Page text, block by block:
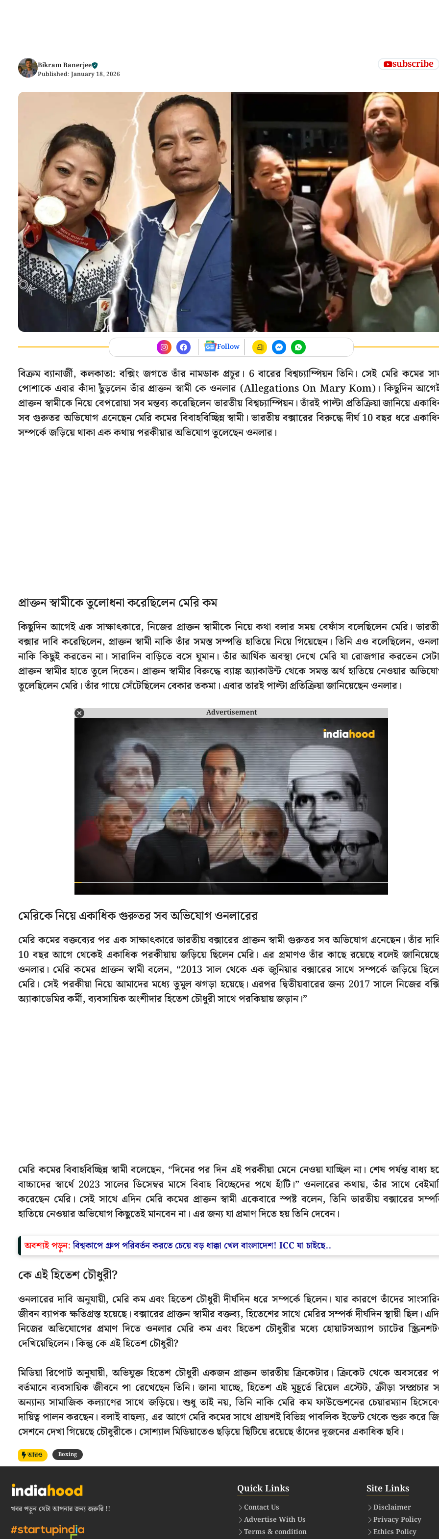
Bikram Banerjee
Published: January 18, 2026
subscribe
Follow
বিক্রম ব্যানার্জী, কলকাতা: বক্সিং জগতে তাঁর নামডাক প্রচুর। 6 বারের বিশ্বচ্যাম্পিয়ন তিনি। সেই মেরি কমের
পোশাকে এবার কাঁদা ছুঁড়লেন তাঁর প্রাক্তন স্বামী কে ওনলার (Allegations On Mary Kom)। কিছুদিন
প্রাক্তন স্বামীকে নিয়ে বেপরোয়া সব মন্তব্য করেছিলেন ভারতীয় বিশ্বচ্যাম্পিয়ন। তাঁরই পাল্টা প্রতিক্রিয়া জানিয়ে
সব গুরুতর অভিযোগ এনেছেন মেরি কমের বিবাহবিচ্ছিন্ন স্বামী। ভারতীয় বক্সারের বিরুদ্ধে দীর্ঘ 10 বছর ধরে
সম্পর্কে জড়িয়ে থাকা এক কথায় পরকীয়ার অভিযোগ তুলেছেন ওনলার।
প্রাক্তন স্বামীকে তুলোধনা করেছিলেন মেরি কম
কিছুদিন আগেই এক সাক্ষাৎকারে, নিজের প্রাক্তন স্বামীকে নিয়ে কথা বলার সময় বেফাঁস বলেছিলেন মেরি।
বক্সার দাবি করেছিলেন, প্রাক্তন স্বামী নাকি তাঁর সমস্ত সম্পত্তি হাতিয়ে নিয়ে গিয়েছেন। তিনি এও বলেছিলেন,
নাকি কিছুই করতেন না। সারাদিন বাড়িতে বসে ঘুমান। তাঁর আর্থিক অবস্থা দেখে মেরি যা রোজগার করতেন
প্রাক্তন স্বামীর হাতে তুলে দিতেন। প্রাক্তন স্বামীর বিরুদ্ধে ব্যাঙ্ক অ্যাকাউন্ট থেকে সমস্ত অর্থ হাতিয়ে নেওয়ার
তুলেছিলেন মেরি। তাঁর গায়ে সেঁটেছিলেন বেকার তকমা। এবার তারই পাল্টা প্রতিক্রিয়া জানিয়েছেন ওনলার।
Advertisement
মেরিকে নিয়ে একাধিক গুরুতর সব অভিযোগ ওনলারের
মেরি কমের বক্তব্যের পর এক সাক্ষাৎকারে ভারতীয় বক্সারের প্রাক্তন স্বামী গুরুতর সব অভিযোগ এনেছেন। তাঁর
10 বছর আগে থেকেই একাধিক পরকীয়ায় জড়িয়ে ছিলেন মেরি। এর প্রমাণও তাঁর কাছে রয়েছে বলেই
ওনলার। মেরি কমের প্রাক্তন স্বামী বলেন, “2013 সাল থেকে এক জুনিয়ার বক্সারের সাথে সম্পর্কে জড়িয়ে
মেরি। সেই পরকীয়া নিয়ে আমাদের মধ্যে তুমুল ঝগড়া হয়েছে। এরপর দ্বিতীয়বারের জন্য 2017 সালে নিজের
অ্যাকাডেমির কর্মী, ব্যবসায়িক অংশীদার হিতেশ চৌধুরী সাথে পরকিয়ায় জড়ান।”
মেরি কমের বিবাহবিচ্ছিন্ন স্বামী বলেছেন, “দিনের পর দিন এই পরকীয়া মেনে নেওয়া যাচ্ছিল না। শেষ পর্যন্ত বাধ্য
বাচ্চাদের স্বার্থে 2023 সালের ডিসেম্বর মাসে বিবাহ বিচ্ছেদের পথে হাঁটি।” ওনলারের কথায়, তাঁর সাথে
করেছেন মেরি। সেই সাথে এদিন মেরি কমের প্রাক্তন স্বামী একেবারে স্পষ্ট বলেন, তিনি ভারতীয় বক্সারের
হাতিয়ে নেওয়ার অভিযোগ কিছুতেই মানবেন না। এর জন্য যা প্রমাণ দিতে হয় তিনি দেবেন।
অবশ্যই পড়ুন: বিশ্বকাপে গ্রুপ পরিবর্তন করতে চেয়ে বড় ধাক্কা খেল বাংলাদেশ! ICC যা চাইছে..
কে এই হিতেশ চৌধুরী?
ওনলারের দাবি অনুযায়ী, মেরি কম এবং হিতেশ চৌধুরী দীর্ঘদিন ধরে সম্পর্কে ছিলেন। যার কারণে তাঁদের
জীবন ব্যাপক ক্ষতিগ্রস্ত হয়েছে। বক্সারের প্রাক্তন স্বামীর বক্তব্য, হিতেশের সাথে মেরির সম্পর্ক দীর্ঘদিন স্থায়ী ছিল।
নিজের অভিযোগের প্রমাণ দিতে ওনলার মেরি কম এবং হিতেশ চৌধুরীর মধ্যে হোয়াটসঅ্যাপ চ্যাটের
দেখিয়েছিলেন। কিন্তু কে এই হিতেশ চৌধুরী?
মিডিয়া রিপোর্ট অনুযায়ী, অভিযুক্ত হিতেশ চৌধুরী একজন প্রাক্তন ভারতীয় ক্রিকেটার। ক্রিকেট থেকে অবসরের
বর্তমানে ব্যবসায়িক জীবনে পা রেখেছেন তিনি। জানা যাচ্ছে, হিতেশ এই মুহূর্তে রিয়েল এস্টেট, ক্রীড়া সম্প্রচার
অন্যান্য সামাজিক কল্যাণের সাথে জড়িয়ে। শুধু তাই নয়, তিনি নাকি মেরি কম ফাউন্ডেশনের চেয়ারম্যান
দায়িত্ব পালন করছেন। বলাই বাহুল্য, এর আগে মেরি কমের সাথে প্রায়শই বিভিন্ন পাবলিক ইভেন্ট থেকে শুরু করে
সেশনে দেখা গিয়েছে চৌধুরীকে। সোশ্যাল মিডিয়াতেও ছড়িয়ে ছিটিয়ে রয়েছে তাঁদের দুজনের একাধিক ছবি।
আরও Boxing
খবর পড়ুন যেটা আপনার জন্য জরুরি !!
Quick Links
Contact Us
Advertise With Us
Terms & condition
Site Links
Disclaimer
Privacy Policy
Ethics Policy